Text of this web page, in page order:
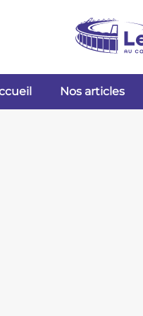
Nos articles